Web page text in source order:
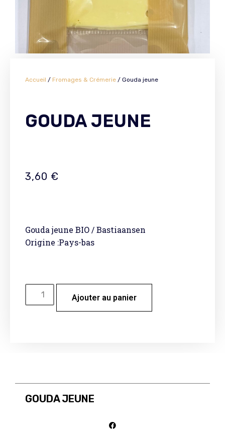
Accueil / Fromages & Crémerie / Gouda jeune
GOUDA JEUNE
3,60 €
Gouda jeune BIO / Bastiaansen
Origine :Pays-bas
Ajouter au panier
GOUDA JEUNE